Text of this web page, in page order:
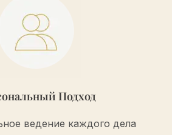
Подход
ведение каждого дела